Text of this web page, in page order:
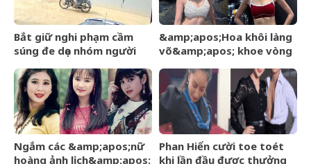
Bắt giữ nghi phạm cầm
súng đe dọa nhóm người
đồng
&amp;apos;Hoa khôi làng
võ&amp;apos; khoe vòng
bikini, hé lộ bí quyết từ
gần 30 năm tập võ
Ngắm các &amp;apos;nữ
hoàng ảnh lịch&amp;apos;
Phan Hiển cười toe toét
khi lần đầu được thưởng